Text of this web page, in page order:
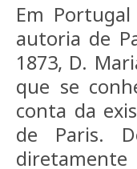
Em
autoria de
1873, D.
que se
conta da
de Paris.